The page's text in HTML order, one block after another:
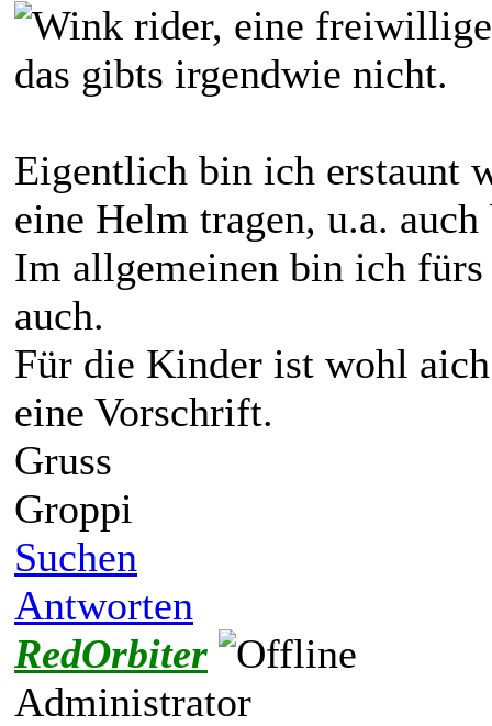
rider, eine
das gibts irgendwie nicht.
Eigentlich bin ich erstaunt
eine Helm tragen, u.a.
Im allgemeinen bin ich
auch.
Für die Kinder ist wohl
eine Vorschrift.
Gruss
Groppi
Suchen
Antworten
RedOrbiter
Administrator